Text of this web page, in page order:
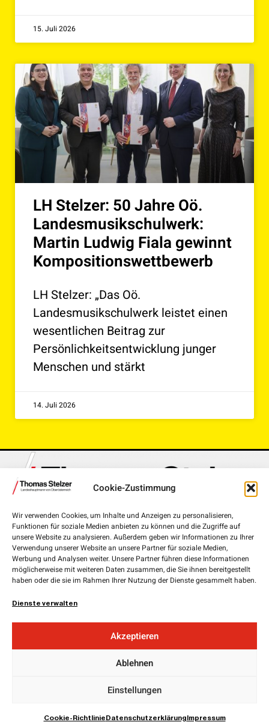
Cookie-Zustimmung
Wir verwenden Cookies, um Inhalte und Anzeigen zu personalisieren,
Funktionen für soziale Medien anbieten zu können und die Zugriffe auf
unsere Website zu analysieren. Außerdem geben wir Informationen zu Ihrer
Verwendung unserer Website an unsere Partner für soziale Medien,
Werbung und Analysen weiter. Unsere Partner führen diese Informationen
möglicherweise mit weiteren Daten zusammen, die Sie ihnen bereitgestellt
haben oder die sie im Rahmen Ihrer Nutzung der Dienste gesammelt haben.
Dienste verwalten
Akzeptieren
Ablehnen
Einstellungen
Cookie-RichtlinieDatenschutzerklärungImpressum
15. Juli 2026
LH Stelzer: 50 Jahre Oö.
Landesmusikschulwerk:
Martin Ludwig Fiala gewinnt
Kompositionswettbewerb
LH Stelzer: „Das Oö.
Landesmusikschulwerk leistet einen
wesentlichen Beitrag zur
Persönlichkeitsentwicklung junger
Menschen und stärkt
14. Juli 2026
Landhausplatz 1, 4020 Linz
+43 732 7720-111 00
lh.stelzer@ooe.gv.at
4020 Linz
Landesgeschäftsführer:
Mag. FlorianHiegelsberger
Impressum
Datenschutz